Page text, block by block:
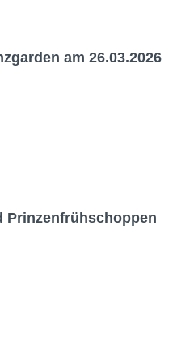
am 26.03.2026
Prinzenfrühschoppen